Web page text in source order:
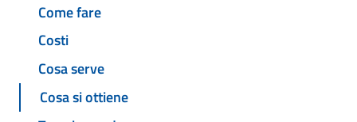
Come fare
Costi
Cosa serve
Cosa si ottiene